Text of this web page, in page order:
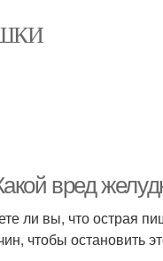
вред
ли вы, что острая
чтобы остановить